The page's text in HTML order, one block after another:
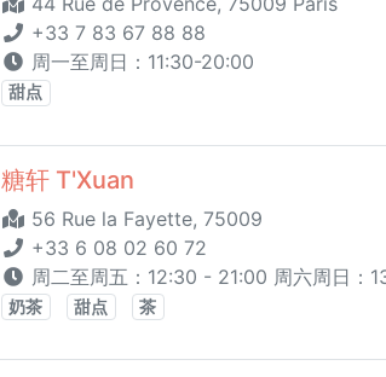
+33 7 83 67 88 88
周一至周日：11:30-20:00
甜点
糖轩 T'Xuan
56 Rue la Fayette, 75009
+33 6 08 02 60 72
周二至周五：12:30 - 21:00 周六周日：
奶茶 甜点 茶